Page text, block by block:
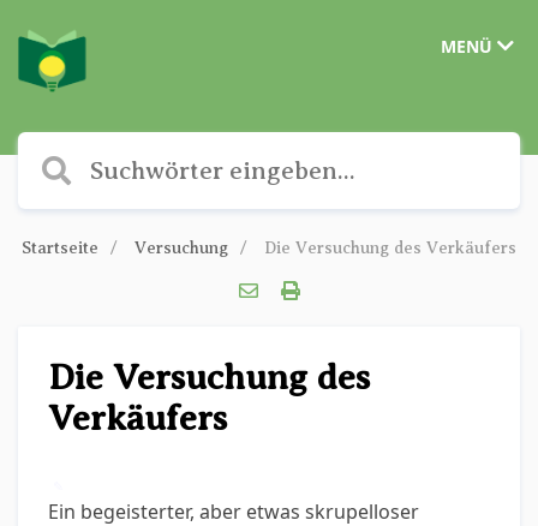
MENÜ
Startseite Versuchung Die Versuchung des Verkäufers
Die Versuchung des
Verkäufers
Ein begeisterter, aber etwas skrupelloser